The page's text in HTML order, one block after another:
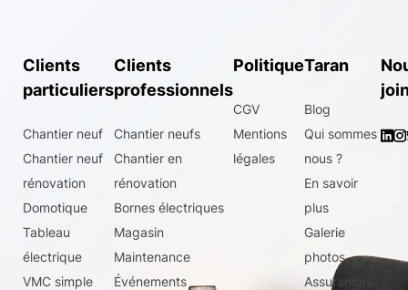
Clients
particuliers
Chantier neuf
Chantier neuf
rénovation
Domotique
Tableau
électrique
VMC simple
Clients
professionnels
Chantier neufs
Chantier en
rénovation
Bornes électriques
Magasin
Maintenance
Événements
Politique
CGV
Mentions
légales
Taran
Blog
Qui sommes
nous ?
En savoir
plus
Galerie
photos
Assurances